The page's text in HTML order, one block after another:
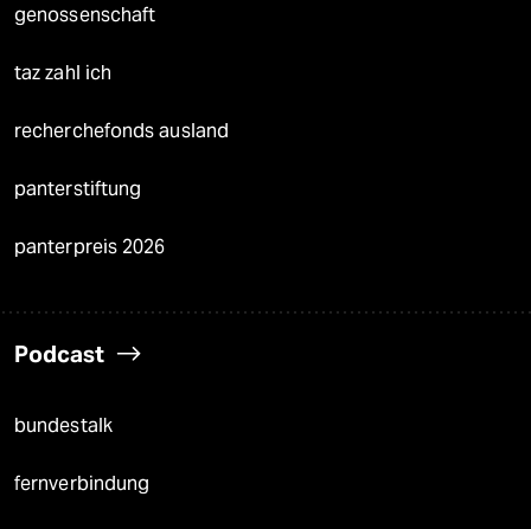
genossenschaft
taz zahl ich
recherchefonds ausland
panterstiftung
panterpreis 2026
Podcast
bundestalk
fernverbindung